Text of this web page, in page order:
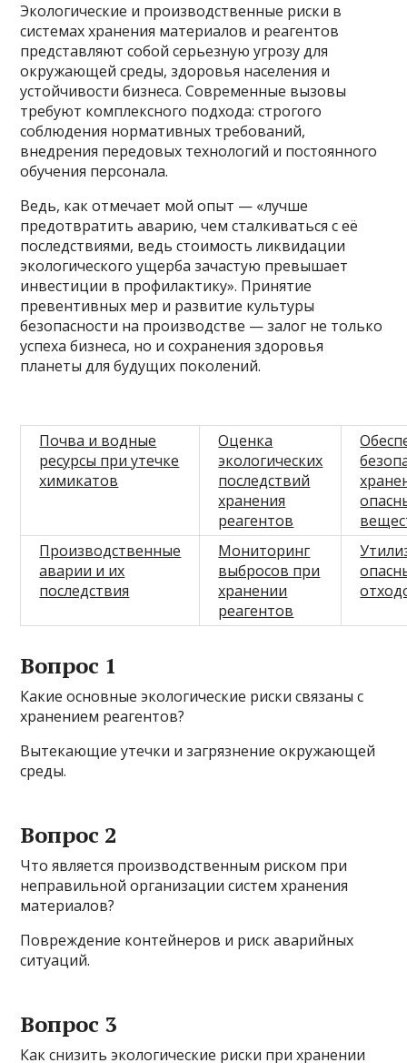
Экологические и производственные риски в
системах хранения материалов и реагентов
представляют собой серьезную угрозу для
окружающей среды, здоровья населения и
устойчивости бизнеса. Современные вызовы
требуют комплексного подхода: строгого
соблюдения нормативных требований,
внедрения передовых технологий и постоянного
обучения персонала.
Ведь, как отмечает мой опыт — «лучше
предотвратить аварию, чем сталкиваться с её
последствиями, ведь стоимость ликвидации
экологического ущерба зачастую превышает
инвестиции в профилактику». Принятие
превентивных мер и развитие культуры
безопасности на производстве — залог не только
успеха бизнеса, но и сохранения здоровья
планеты для будущих поколений.
Почва и водные
ресурсы при утечке
химикатов
Оценка
экологических
последствий
хранения
реагентов
Производственные
аварии и их
последствия
Мониторинг
выбросов при
хранении
реагентов
Вопрос 1
Какие основные экологические риски связаны с
хранением реагентов?
Вытекающие утечки и загрязнение окружающей
среды.
Вопрос 2
Что является производственным риском при
неправильной организации систем хранения
материалов?
Повреждение контейнеров и риск аварийных
ситуаций.
Вопрос 3
Как снизить экологические риски при хранении